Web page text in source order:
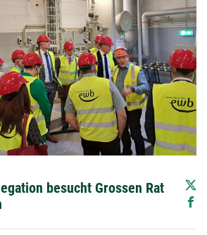
besucht Grossen Rat